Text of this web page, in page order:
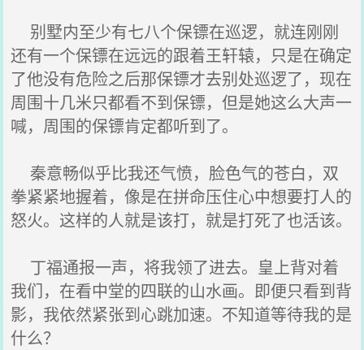
别墅内至少有七八个保镖在巡逻，就连刚刚
还有一个保镖在远远的跟着王轩辕，只是在确定
了他没有危险之后那保镖才去别处巡逻了，现在
周围十几米只都看不到保镖，但是她这么大声一
喊，周围的保镖肯定都听到了。
秦意畅似乎比我还气愤，脸色气的苍白，双
拳紧紧地握着，像是在拼命压住心中想要打人的
怒火。这样的人就是该打，就是打死了也活该。
丁福通报一声，将我领了进去。皇上背对着
我们，在看中堂的四联的山水画。即便只看到背
影，我依然紧张到心跳加速。不知道等待我的是
什么？